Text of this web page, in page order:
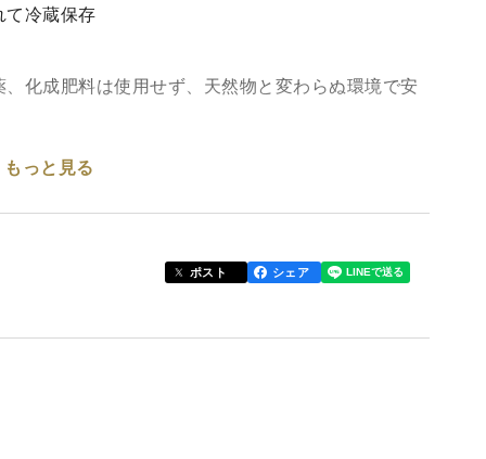
て冷蔵保存
化成肥料は使用せず、天然物と変わらぬ環境で安
の物に比べると大きいです。こちらは都心の高級
ごま和えも美味しいです。
もっと見る
ポスト シェア